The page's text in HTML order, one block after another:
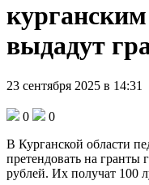
выдадут
23 сентября 2025 в 14:31
0
0
В Курганской области
претендовать на гранты
рублей. Их получат 100